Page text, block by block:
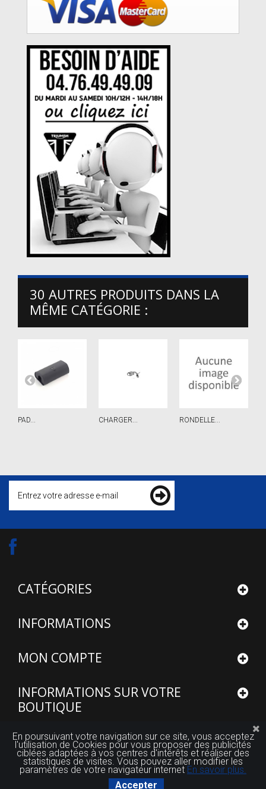
30 AUTRES PRODUITS DANS LA
MÊME CATÉGORIE :
PAD... CHARGER... RONDELLE...
CATÉGORIES
INFORMATIONS
© 2015 - 2026Site réalisé par FUTUROSOFT™
MON COMPTE
INFORMATIONS SUR VOTRE
BOUTIQUE
En poursuivant votre navigation sur ce site, vous acceptez
l'utilisation de Cookies pour vous proposer des publicités
ciblées adaptées à vos centres d'intérêts et réaliser des
statistiques de visites. Vous pouvez aller modifier les
paramètres de votre navigateur internet En savoir plus.
Accepter